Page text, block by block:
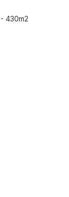
430m2